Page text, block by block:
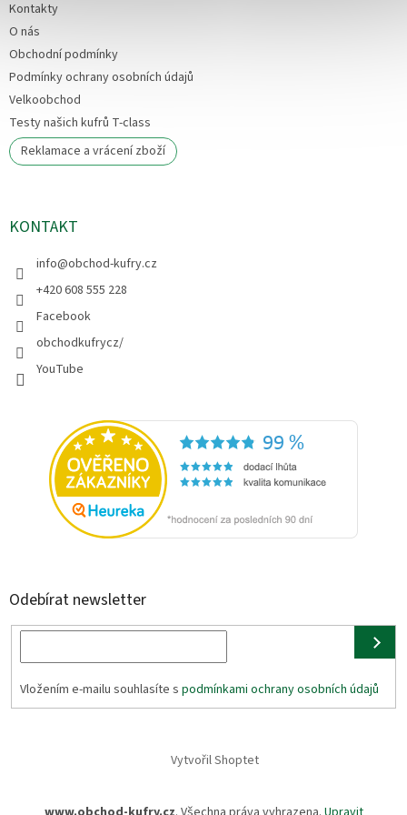
Kontakty
O nás
Obchodní podmínky
Podmínky ochrany osobních údajů
Velkoobchod
Testy našich kufrů T-class
Reklamace a vrácení zboží
KONTAKT
info@obchod-kufry.cz
+420 608 555 228
Facebook
obchodkufrycz/
YouTube
Odebírat newsletter
Vložením e-mailu souhlasíte s podmínkami ochrany osobních údajů
Vytvořil Shoptet